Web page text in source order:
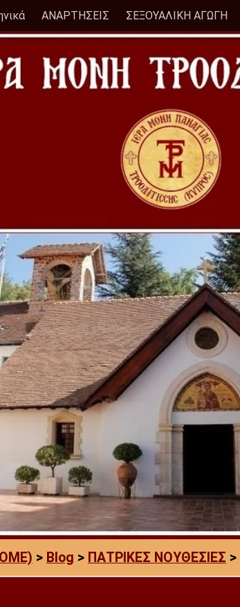
ΑΝΑΡΤΗΣΕΙΣ ΣΕΞΟΥΑΛΙΚΗ ΑΓΩΓΗ
> Blog > ΠΑΤΡΙΚΕΣ ΝΟΥΘΕΣΙΕΣ >